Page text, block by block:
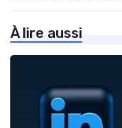
À lire aussi